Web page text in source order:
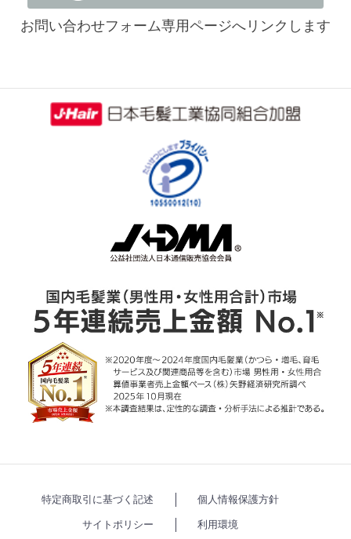
お問い合わせフォーム専用ページへリンクします
特定商取引に基づく記述 個人情報保護方針
サイトポリシー 利用環境